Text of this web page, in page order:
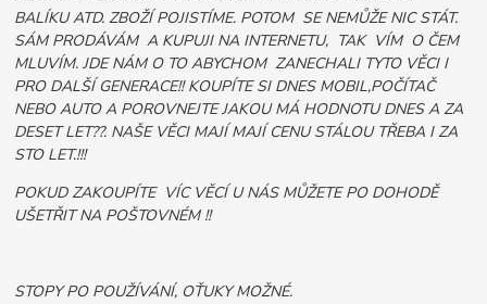
BALÍKU ATD. ZBOŽÍ POJISTÍME. POTOM SE NEMŮŽE NIC STÁT.
SÁM PRODÁVÁM A KUPUJI NA INTERNETU, TAK VÍM O ČEM
MLUVÍM. JDE NÁM O TO ABYCHOM ZANECHALI TYTO VĚCI I
PRO DALŠÍ GENERACE!! KOUPÍTE SI DNES MOBIL,POČÍTAČ
NEBO AUTO A POROVNEJTE JAKOU MÁ HODNOTU DNES A ZA
DESET LET??. NAŠE VĚCI MAJÍ MAJÍ CENU STÁLOU TŘEBA I ZA
STO LET.!!!
POKUD ZAKOUPÍTE VÍC VĚCÍ U NÁS MŮŽETE PO DOHODĚ
UŠETŘIT NA POŠTOVNÉM !!
STOPY PO POUŽÍVÁNÍ, OŤUKY MOŽNÉ.